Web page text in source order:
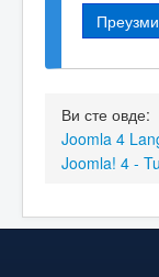
Преузми
Ви сте овде:
Joomla 4
Joomla! 4 -